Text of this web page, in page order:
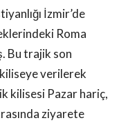
İzmir’de
Roma
Bu trajik son
verilerek
kilisesi Pazar hariç,
ziyarete